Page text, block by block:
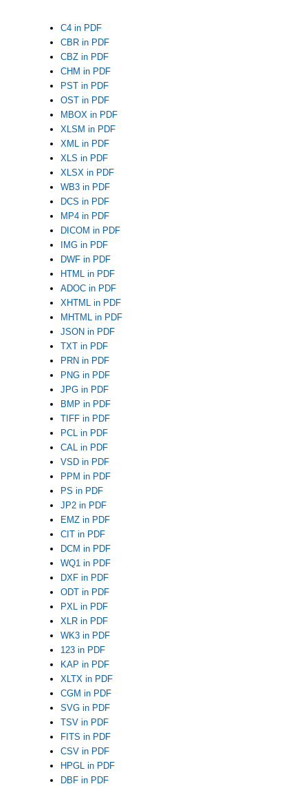
C4 in PDF
CBR in PDF
CBZ in PDF
CHM in PDF
PST in PDF
OST in PDF
MBOX in PDF
XLSM in PDF
XML in PDF
XLS in PDF
XLSX in PDF
WB3 in PDF
DCS in PDF
MP4 in PDF
DICOM in PDF
IMG in PDF
DWF in PDF
HTML in PDF
ADOC in PDF
XHTML in PDF
MHTML in PDF
JSON in PDF
TXT in PDF
PRN in PDF
PNG in PDF
JPG in PDF
BMP in PDF
TIFF in PDF
PCL in PDF
CAL in PDF
VSD in PDF
PPM in PDF
PS in PDF
JP2 in PDF
EMZ in PDF
CIT in PDF
DCM in PDF
WQ1 in PDF
DXF in PDF
ODT in PDF
PXL in PDF
XLR in PDF
WK3 in PDF
123 in PDF
KAP in PDF
XLTX in PDF
CGM in PDF
SVG in PDF
TSV in PDF
FITS in PDF
CSV in PDF
HPGL in PDF
DBF in PDF